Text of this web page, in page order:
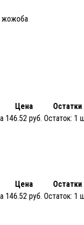
Цена
Остатки
146.52 руб. Остаток: 1
Цена
Остатки
146.52 руб. Остаток: 1